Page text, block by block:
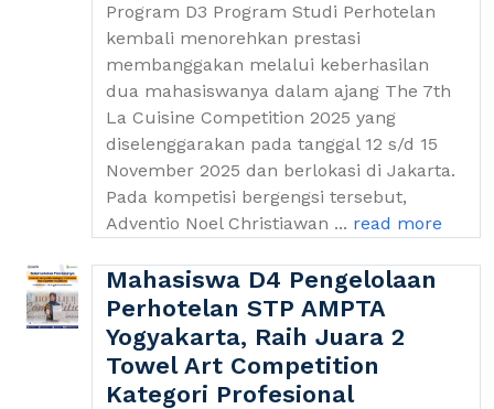
Program D3 Program Studi Perhotelan
kembali menorehkan prestasi
membanggakan melalui keberhasilan
dua mahasiswanya dalam ajang The 7th
La Cuisine Competition 2025 yang
diselenggarakan pada tanggal 12 s/d 15
November 2025 dan berlokasi di Jakarta.
Pada kompetisi bergengsi tersebut,
Adventio Noel Christiawan ... read more
Mahasiswa D4 Pengelolaan
Perhotelan STP AMPTA
Yogyakarta, Raih Juara 2
Towel Art Competition
Kategori Profesional